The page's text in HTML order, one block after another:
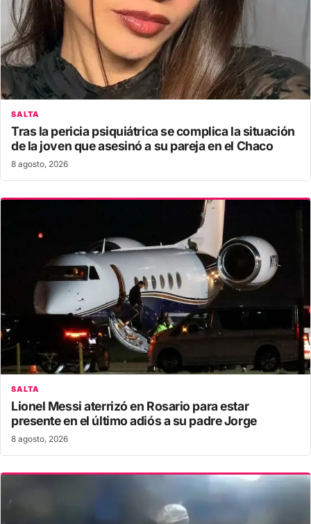
SALTA
Tras la pericia psiquiátrica se complica la situación
de la joven que asesinó a su pareja en el Chaco
8 agosto, 2026
SALTA
Lionel Messi aterrizó en Rosario para estar
presente en el último adiós a su padre Jorge
8 agosto, 2026